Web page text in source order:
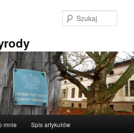
mnie Spis artykułów